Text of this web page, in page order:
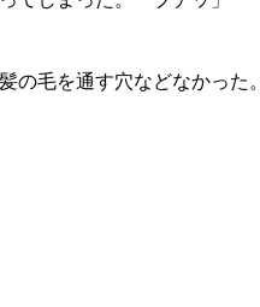
の毛を通す穴などなかった。